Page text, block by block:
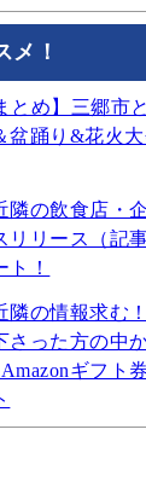
メ！
とめ】三郷市
盆踊り&花火
隣の飲食店・
リリース（記
ト！
隣の情報求む
さった方の中
ギフト